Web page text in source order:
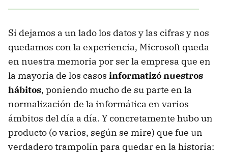
Si dejamos a un lado los datos y las cifras y nos
quedamos con la experiencia, Microsoft queda
en nuestra memoria por ser la empresa que en
la mayoría de los casos informatizó nuestros
hábitos, poniendo mucho de su parte en la
normalización de la informática en varios
ámbitos del día a día. Y concretamente hubo un
producto (o varios, según se mire) que fue un
verdadero trampolín para quedar en la historia: